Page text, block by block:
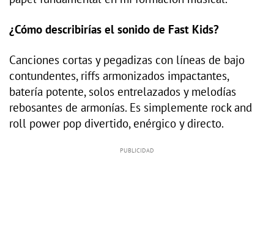
¿Cómo describirías el sonido de Fast Kids?
Canciones cortas y pegadizas con líneas de bajo
contundentes, riffs armonizados impactantes,
batería potente, solos entrelazados y melodías
rebosantes de armonías. Es simplemente rock and
roll power pop divertido, enérgico y directo.